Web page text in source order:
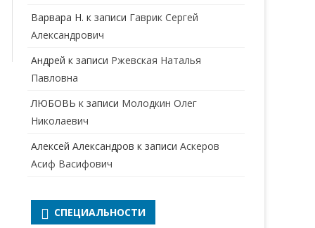
НЕФРОЛОГ
ОТОЛАРИНГОЛОГ
ОФТАЛЬМОЛОГ
ПРОКТОЛОГ
РЕВМАТОЛОГ
Варвара Н. к записи Гаврик Сергей
Александрович
Андрей к записи Ржевская Наталья
Павловна
ЛЮБОВЬ к записи Молодкин Олег
Николаевич
Алексей Александров к записиАскеров
Асиф Васифович
СПЕЦИАЛЬНОСТИ